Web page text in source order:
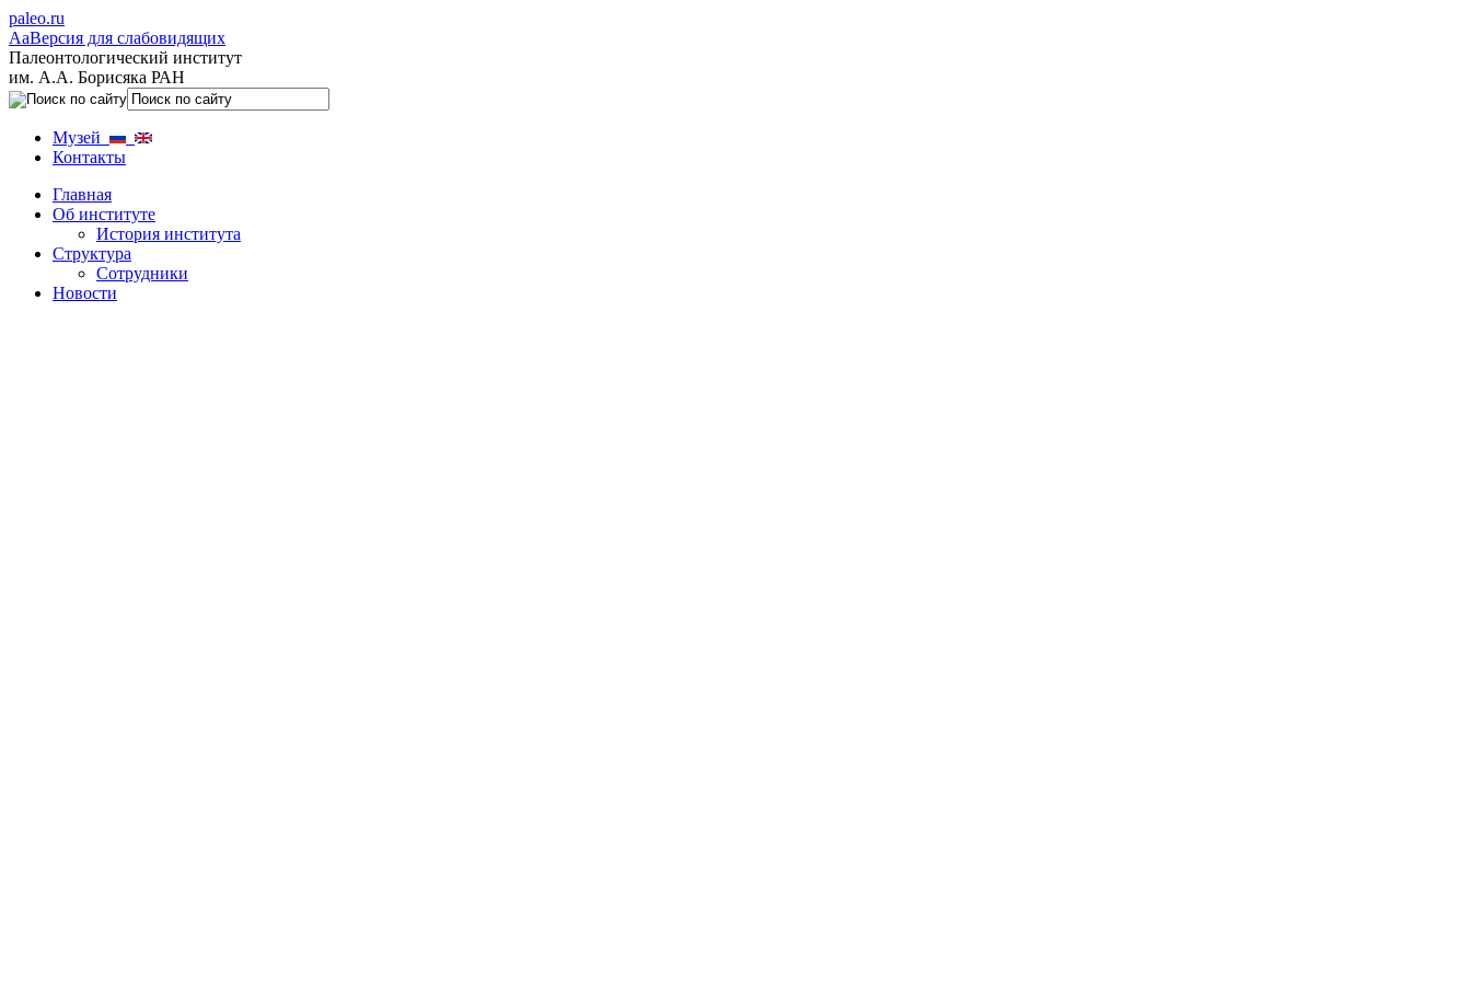
paleo.ru
AaВерсия для слабовидящих
Палеонтологический институт
им. А.А. Борисяка РАН
Музей
Контакты
Главная
Об институте
История института
Структура
Сотрудники
Новости